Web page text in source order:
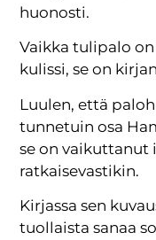
huonosti.
Vaikka tulipalo
kulissi, se on
Luulen, että
tunnetuin osa
se on vaikuttanut
ratkaisevastikin.
Kirjassa sen
tuollaista sanaa